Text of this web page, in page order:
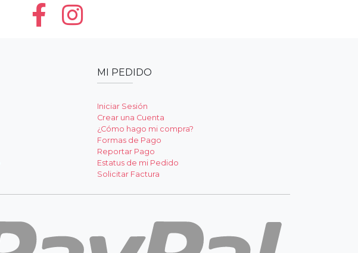
MI PEDIDO
Iniciar Sesión
Crear una Cuenta
¿Cómo hago mi compra?
Formas de Pago
Reportar Pago
Estatus de mi Pedido
Solicitar Factura